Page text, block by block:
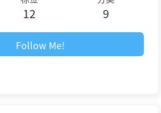
12 9
Follow Me!